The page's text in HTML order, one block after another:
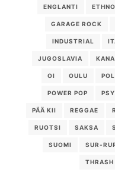
ENGLANTI
GARAGE ROCK
INDUSTRIAL
JUGOSLAVIA
OI OULU
POWER POP
PÄÄ KII REGGAE
RUOTSI SAKSA
SUOMI SUR-
THRASH